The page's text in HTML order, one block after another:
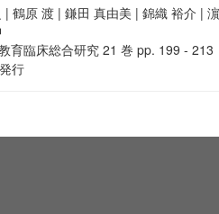
| 鶴原 渡 | 鎌田 真由美 | 錦織 裕介 |
育臨床総合研究 21 巻 pp. 199 - 213
行